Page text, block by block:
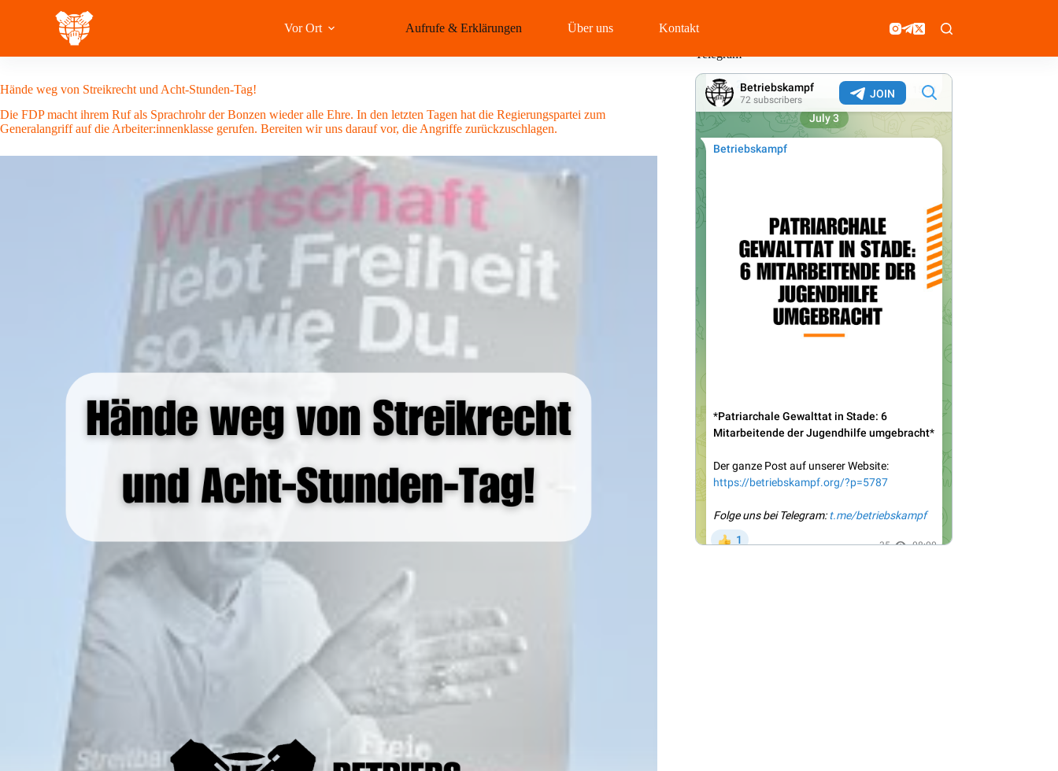
Vor Ort Aufrufe & Erklärungen Über uns
Kontakt
14 Juli 2024
Hände weg von Streikrecht und Acht-Stunden-Tag!
Die FDP macht ihrem Ruf als Sprachrohr der Bonzen wieder alle Ehre. In den letzten Tagen hat die Regierungspartei zum
Generalangriff auf die Arbeiter:innenklasse gerufen. Bereiten wir uns darauf vor, die Angriffe zurückzuschlagen.
Telegram